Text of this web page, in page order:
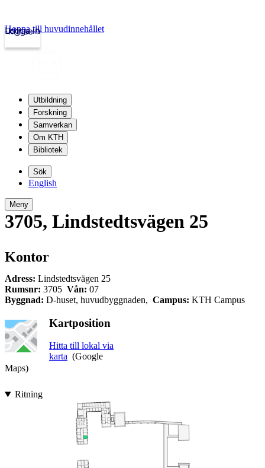
kth.se
Logga in
Hoppa till huvudinnehållet
Utbildning
Forskning
Samverkan
Om KTH
Bibliotek
Sök
English
Meny
3705, Lindstedtsvägen 25
Kontor
Adress: Lindstedtsvägen 25
Rumsnr: 3705 Vån: 07
Byggnad: D-huset, huvudbyggnaden, Campus: KTH Campus
Kartposition
Hitta till lokal via
karta (Google
Maps)
Ritning